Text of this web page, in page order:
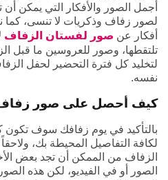
أجمل الصور والأفكار التي يمكن أن
لصور زفاف وذكريات لا تنسى،
أفكار عن صور لفستان الزفاف
تلتقطها، وصور للعروسين ما قبل
لتخليد كل فترة التحضير لحفل
نفسه.
كيف أحصل على صور زفاف
بالتأكيد في يوم زفافك سوف تكون
لكافة التفاصيل المحيطة بك، ولاحقاً
الزفاف من الممكن أن تجد بعض
الصور أو في الفيديو، لكن هذه